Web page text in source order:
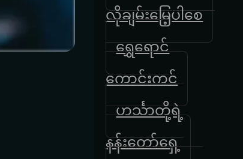
လိုချမ်းမြေ့ပါစေ
ရွှေရောင်
ကောင်းကင်
ဟင်္သာတို့ရဲ့
နန်းတော်ရှေ့